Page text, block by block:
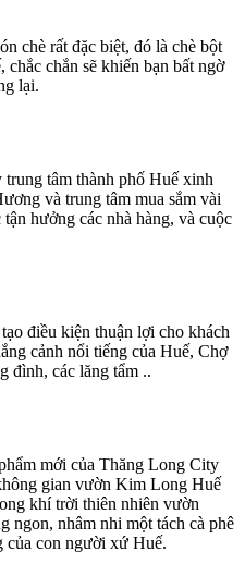
chè rất đặc biệt, đó là chè bột
chắn sẽ khiến bạn bất ngờ
lại.
tâm thành phố Huế xinh
và trung tâm mua sắm vài
hưởng các nhà hàng, và cuộc
điều kiện thuận lợi cho khách
cảnh nổi tiếng của Huế, Chợ
đình, các lăng tẩm ..
mới của Thăng Long City
gian vườn Kim Long Huế
khí trời thiên nhiên vườn
ngon, nhâm nhi một tách cà phê
của con người xứ Huế.